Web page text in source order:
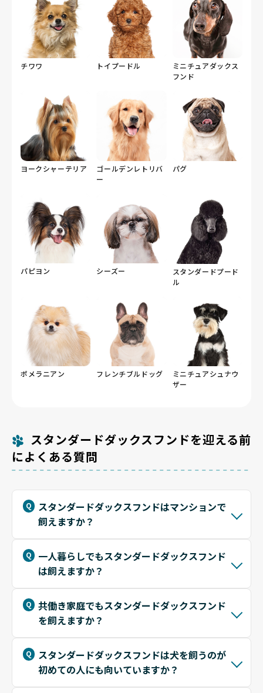
チワワ トイプードル
ミニチュアダックス
フンド
ヨークシャーテリア
ゴールデンレトリバ
ー
パグ
パピヨン シーズー
スタンダードプード
ル
ポメラニアン フレンチブルドッグ
ミニチュアシュナウ
ザー
スタンダードダックスフンドを迎える前
によくある質問
スタンダードダックスフンドはマンションで
飼えますか？
一人暮らしでもスタンダードダックスフンド
は飼えますか？
共働き家庭でもスタンダードダックスフンド
を飼えますか？
スタンダードダックスフンドは犬を飼うのが
初めての人にも向いていますか？